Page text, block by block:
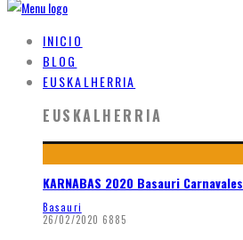
INICIO
BLOG
EUSKALHERRIA
EUSKALHERRIA
KARNABAS 2020 Basauri Carnavales
Basauri
26/02/2020 6885